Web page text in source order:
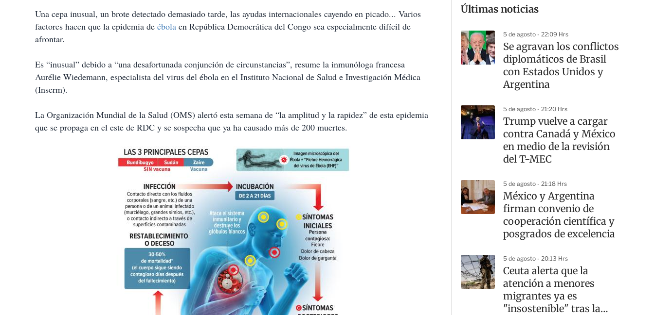
Una cepa inusual, un brote detectado demasiado tarde, las ayudas internacionales cayendo en picado... Varios
factores hacen que la epidemia de ébola en República Democrática del Congo sea especialmente difícil de
afrontar.
Es “inusual” debido a “una desafortunada conjunción de circunstancias”, resume la inmunóloga francesa
Aurélie Wiedemann, especialista del virus del ébola en el Instituto Nacional de Salud e Investigación Médica
(Inserm).
La Organización Mundial de la Salud (OMS) alertó esta semana de “la amplitud y la rapidez” de esta epidemia
que se propaga en el este de RDC y se sospecha que ya ha causado más de 200 muertes.
Últimas noticias
5 de agosto - 22:09 Hrs
Se agravan los conflictos
diplomáticos de Brasil
con Estados Unidos y
Argentina
5 de agosto - 21:20 Hrs
Trump vuelve a cargar
contra Canadá y México
en medio de la revisión
del T-MEC
5 de agosto - 21:18 Hrs
México y Argentina
firman convenio de
cooperación científica y
posgrados de excelencia
5 de agosto - 20:13 Hrs
Ceuta alerta que la
atención a menores
migrantes ya es
"insostenible" tras la